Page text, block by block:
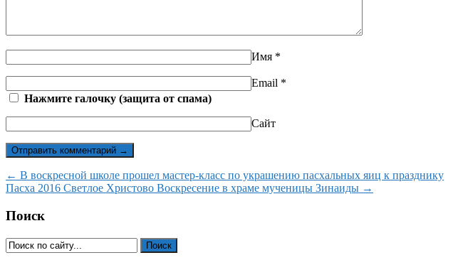
Имя *
Email *
Нажмите галочку (защита от спама)
Сайт
← В воскресной школе прошел мастер-класс по украшению пасхальных яиц к празднику
Пасха 2016 Светлое Христово Воскресение в храме мученицы Зинаиды →
Поиск